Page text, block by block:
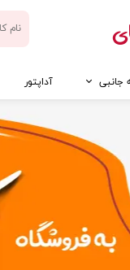
جانبی آداپتور